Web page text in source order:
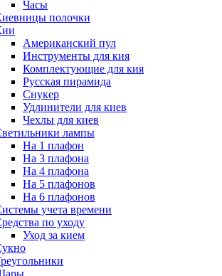
Часы
полочки
Американский пул
Инструменты для кия
Комплектующие для кия
Русская пирамида
Снукер
Удлинители для киев
Чехлы для киев
лампы
На 1 плафон
На 3 плафона
На 4 плафона
На 5 плафонов
На 6 плафонов
учета времени
по уходу
Уход за кием